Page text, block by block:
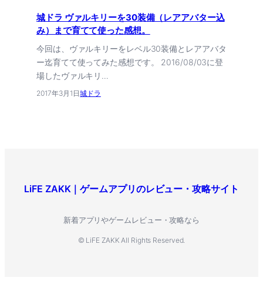
城ドラ ヴァルキリーを30装備（レアアバター込
み）まで育てて使った感想。
今回は、ヴァルキリーをレベル30装備とレアアバタ
ー迄育てて使ってみた感想です。 2016/08/03に登
場したヴァルキリ…
2017年3月1日城ドラ
LiFE ZAKK｜ゲームアプリのレビュー・攻略サイト
新着アプリやゲームレビュー・攻略なら
© LiFE ZAKK All Rights Reserved.